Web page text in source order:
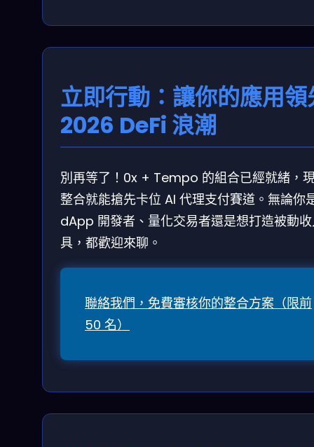
立即行動：讓你的應用領
2026 DeFi 浪潮
別再等了！0x + Tempo 的組合已經就緒，
整合就能搶先卡位 AI 代理支付賽道。無論你
dApp 開發者、量化交易者還是想打造被動
具，都歡迎來聊。
聯絡我們，免費審核你的整合方案（限前
50 名）